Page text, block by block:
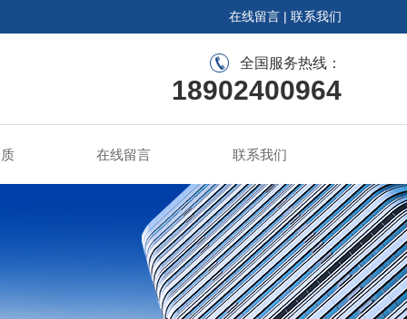
在线留言 | 联系我们
全国服务热线：
18902400964
在线留言 联系我们